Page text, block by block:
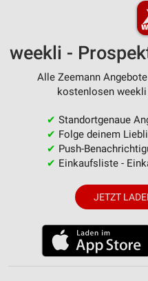
weekli -
Alle Zeemann
kostenlosen weekli
✔ Standortgenaue
✔ Folge deinem
✔ Push-
✔ Einkaufsliste -
JETZT
Speichern von oder Zugriff
Verwendung reduzierter
Werbeanzeigen
Werbung
Verwendung von Profilen zur
personalisierter Werbung
Erstellung von Profilen zur
von Inhalten
Verwendung von Profilen
personalisierter Inhalte